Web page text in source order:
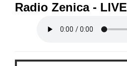
Radio Zenica - LIVE